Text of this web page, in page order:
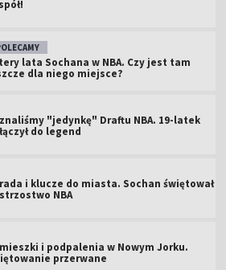
lata Sochana w NBA. Czy jest tam
dla niego miejsce?
"jedynkę" Draftu NBA. 19-latek
do legend
i klucze do miasta. Sochan świętował
NBA
i podpalenia w Nowym Jorku.
przerwane